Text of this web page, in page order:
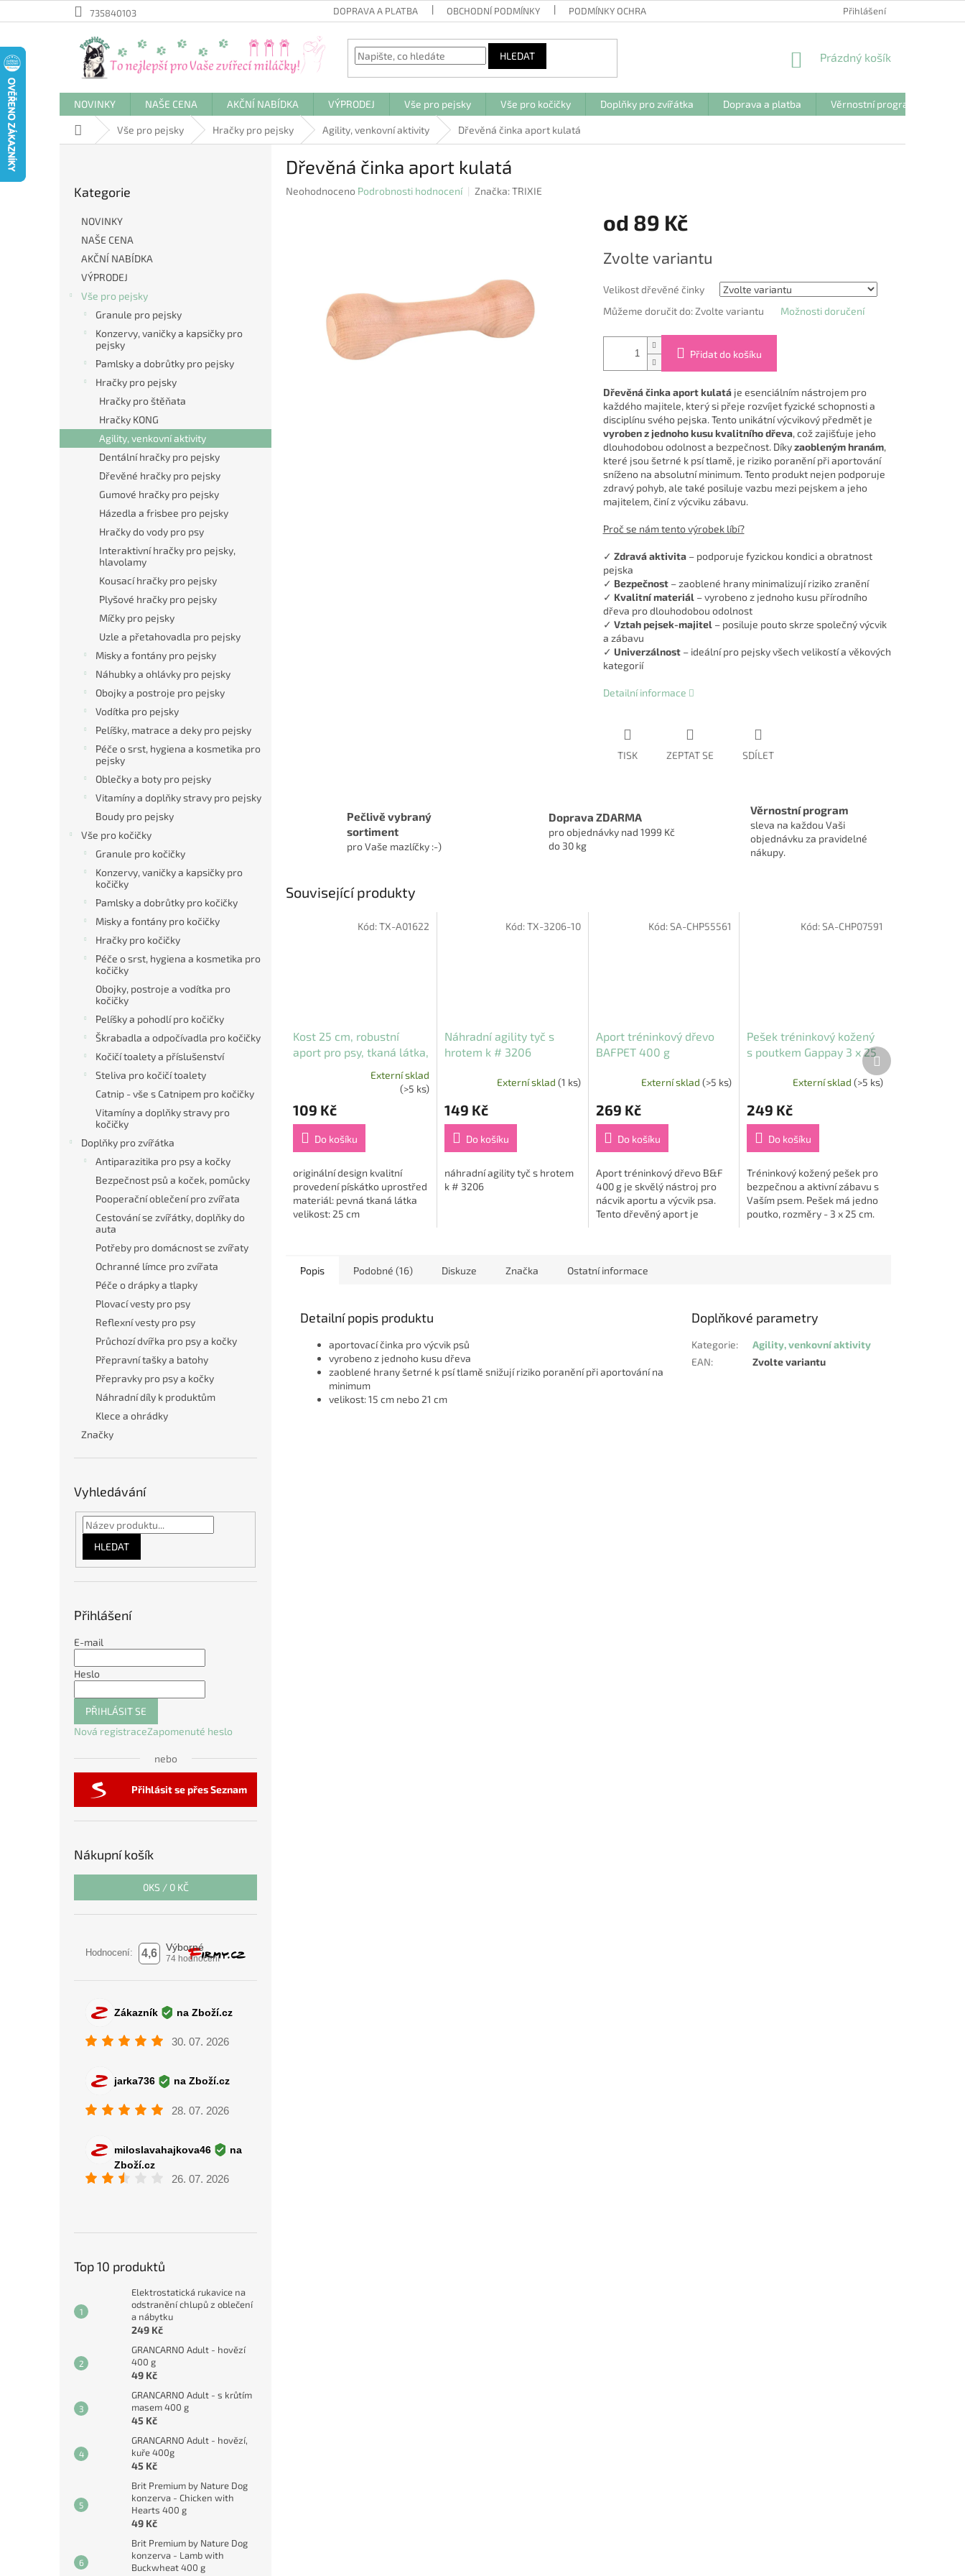
na
735840103 DOPRAVA A PLATBA OBCHODNÍ PODMÍNKY PODMÍNKY OCHRANY OSOBNÍCH ÚDAJŮ Přihlášení
HLEDAT
NÁKUPNÍ
Prázdný košík
NOVINKY NAŠE CENA AKČNÍ NABÍDKA VÝPRODEJ Vše pro pejsky Vše pro kočičky Doplňky pro zvířátka Doprava a platba Věrnostní program
Domů Vše pro pejsky Hračky pro pejsky Agility, venkovní aktivity Dřevěná činka aport kulatá
kategorie
Kategorie
NOVINKY
NAŠE CENA
AKČNÍ NABÍDKA
VÝPRODEJ
Vše pro pejsky
Granule pro pejsky
Konzervy, vaničky a kapsičky pro
pejsky
Pamlsky a dobrůtky pro pejsky
Hračky pro pejsky
Hračky pro štěňata
Hračky KONG
Agility, venkovní aktivity
Dentální hračky pro pejsky
Dřevěné hračky pro pejsky
Gumové hračky pro pejsky
Házedla a frisbee pro pejsky
Hračky do vody pro psy
Interaktivní hračky pro pejsky,
hlavolamy
Kousací hračky pro pejsky
Plyšové hračky pro pejsky
Míčky pro pejsky
Uzle a přetahovadla pro pejsky
Misky a fontány pro pejsky
Náhubky a ohlávky pro pejsky
Obojky a postroje pro pejsky
Vodítka pro pejsky
Pelíšky, matrace a deky pro pejsky
Péče o srst, hygiena a kosmetika pro
pejsky
Oblečky a boty pro pejsky
Vitamíny a doplňky stravy pro pejsky
Boudy pro pejsky
Vše pro kočičky
Granule pro kočičky
Konzervy, vaničky a kapsičky pro
kočičky
Pamlsky a dobrůtky pro kočičky
Misky a fontány pro kočičky
Hračky pro kočičky
Péče o srst, hygiena a kosmetika pro
kočičky
Obojky, postroje a vodítka pro
kočičky
Pelíšky a pohodlí pro kočičky
Škrabadla a odpočívadla pro kočičky
Kočičí toalety a příslušenství
Steliva pro kočičí toalety
Catnip - vše s Catnipem pro kočičky
Vitamíny a doplňky stravy pro
kočičky
Doplňky pro zvířátka
Antiparazitika pro psy a kočky
Bezpečnost psů a koček, pomůcky
Pooperační oblečení pro zvířata
Cestování se zvířátky, doplňky do
auta
Potřeby pro domácnost se zvířaty
Ochranné límce pro zvířata
Péče o drápky a tlapky
Plovací vesty pro psy
Reflexní vesty pro psy
Průchozí dvířka pro psy a kočky
Přepravní tašky a batohy
Přepravky pro psy a kočky
Náhradní díly k produktům
Klece a ohrádky
Značky
Vyhledávání
HLEDAT
Přihlášení
E-mail
Heslo
PŘIHLÁSIT SE
Nová registraceZapomenuté heslo
nebo
Přihlásit se přes Seznam
Nákupní košík
0KS / 0 KČ
Top 10 produktů
Elektrostatická rukavice na
odstranění chlupů z oblečení
a nábytku
249 Kč
GRANCARNO Adult - hovězí
400 g
49 Kč
GRANCARNO Adult - s krůtím
masem 400 g
45 Kč
GRANCARNO Adult - hovězí,
kuře 400g
45 Kč
Brit Premium by Nature Dog
konzerva - Chicken with
Hearts 400 g
49 Kč
Brit Premium by Nature Dog
konzerva - Lamb with
Buckwheat 400 g
Dřevěná činka aport kulatá
Průměrné
Neohodnoceno Podrobnosti hodnocení Značka:TRIXIE
od 89 Kč
cena:
Zvolte variantu
Velikost dřevěné činky
Můžeme doručit do: Zvolte variantu Možnosti doručení
Přidat do košíku
Dřevěná činka aport kulatáje esenciálním nástrojem pro
každého majitele, který si přeje rozvíjet fyzické schopnosti a
disciplínu svého pejska. Tento unikátní výcvikový předmět je
vyroben z jednoho kusu kvalitního dřeva, což zajišťuje jeho
dlouhodobou odolnost a bezpečnost. Díkyzaobleným hranám,
které jsou šetrné k psí tlamě, je riziko poranění při aportování
sníženo na absolutní minimum. Tento produkt nejen podporuje
zdravý pohyb, ale také posiluje vazbu mezi pejskem a jeho
majitelem, činí z výcviku zábavu.
Proč se nám tento výrobek líbí?
✓ Zdravá aktivita– podporuje fyzickou kondici a obratnost
pejska
✓ Bezpečnost– zaoblené hrany minimalizují riziko zranění
✓ Kvalitní materiál– vyrobeno z jednoho kusu přírodního
dřeva pro dlouhodobou odolnost
✓ Vztah pejsek-majitel– posiluje pouto skrze společný výcvik
a zábavu
✓ Univerzálnost– ideální pro pejsky všech velikostí a věkových
kategorií
Detailní informace
TISK ZEPTAT SE SDÍLET
Pečlivě vybraný
sortiment
pro Vaše mazlíčky :-)
Doprava ZDARMA
pro objednávky nad 1999 Kč
do 30 kg
Věrnostní program
sleva na každou Vaši
objednávku za pravidelné
nákupy.
Související produkty
Kost 25 cm, robustní
aport pro psy, tkaná látka,
produktu
je
z
hvězdiček.
Externí sklad
(>5 ks)
109 Kč
Do košíku
originální design kvalitní
provedení pískátko uprostřed
materiál: pevná tkaná látka
velikost: 25 cm
Kód:TX-A01622
Náhradní agility tyč s
hrotem k # 3206
Externí sklad (1 ks)
149 Kč
Do košíku
náhradní agility tyč s hrotem
k # 3206
Kód:TX-3206-10
Aport tréninkový dřevo
BAFPET 400 g
Externí sklad(>5 ks)
269 Kč
Do košíku
Aport tréninkový dřevo B&F
400 g je skvělý nástroj pro
nácvik aportu a výcvik psa.
Tento dřevěný aport je
Kód:SA-CHP55561
Pešek tréninkový kožený
s poutkem Gappay 3 x 25
Externí sklad (>5 ks)
249 Kč
Do košíku
Tréninkový kožený pešek pro
bezpečnou a aktivní zábavu s
Vaším psem. Pešek má jedno
poutko, rozměry - 3 x 25 cm.
Kód:SA-CHP07591
Další
produkt
Popis Podobné (16) Diskuze Značka Ostatní informace
Detailní popis produktu
aportovací činka pro výcvik psů
vyrobeno z jednoho kusu dřeva
zaoblené hrany šetrné k psí tlamě snižují riziko poranění při aportování na
minimum
velikost: 15 cm nebo 21 cm
Doplňkové parametry
Kategorie:
Agility, venkovní aktivity
EAN: Zvolte variantu